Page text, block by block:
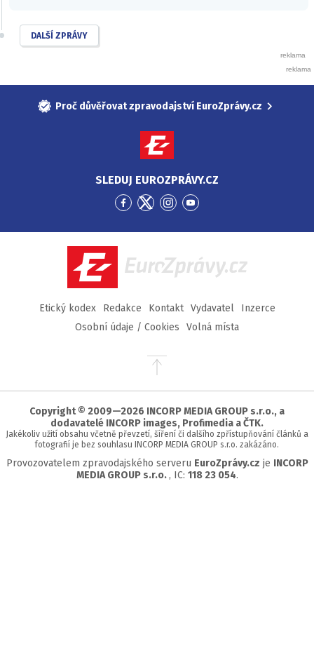
DALŠÍ ZPRÁVY
Proč důvěřovat zpravodajství EuroZprávy.cz
SLEDUJ EUROZPRÁVY.CZ
Přejít
Facebook
Přejít
Twitter
Přejít
Instagram
Přejít
YouTube
EuroZprávy.cz
Etický kodex Redakce Kontakt Vydavatel
Inzerce
Osobní údaje / Cookies
Volná místa
Přejít
stránky
Copyright © 2009—2026 INCORP MEDIA GROUP s.r.o., a
dodavatelé INCORP images, Profimedia a ČTK.
Jakékoliv užití obsahu včetně převzetí, šíření či dalšího zpřístupňování článků a
fotografií je bez souhlasu INCORP MEDIA GROUP s.r.o. zakázáno.
Provozovatelem zpravodajského serveru EuroZprávy.cz je INCORP
MEDIA GROUP s.r.o. , IC: 118 23 054.